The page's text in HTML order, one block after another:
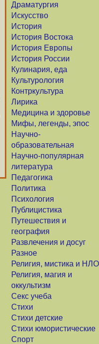
Драматургия
Искусство
История
История Востока
История Европы
История России
Кулинария, еда
Культурология
Контркультура
Лирика
Медицина и здоровье
Мифы, легенды, эпос
Научно-
образовательная
Научно-популярная
литература
Педагогика
Политика
Психология
Публицистика
Путешествия и
география
Развлечения и досуг
Разное
Религия, мистика и НЛО
Религия, магия и
оккультизм
Секс учеба
Стихи
Стихи детские
Стихи юмористические
Спорт